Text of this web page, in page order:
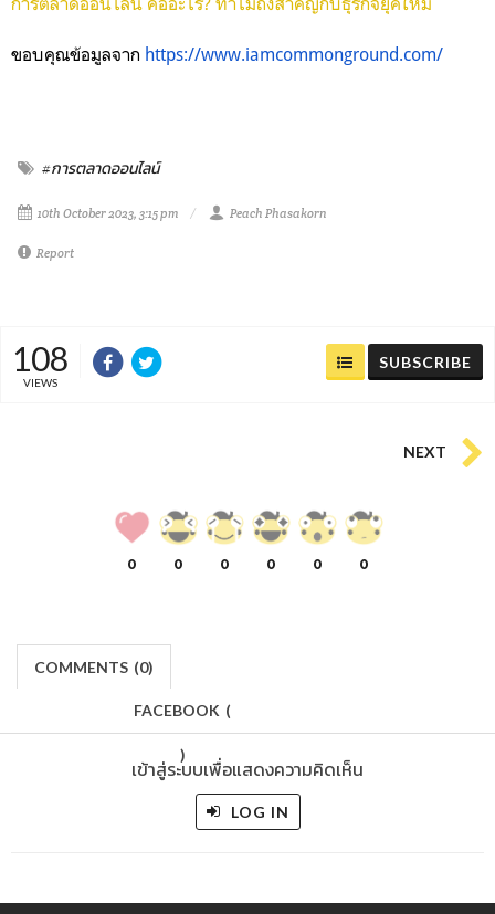
ขอบคุณข้อมูลจาก https://www.iamcommonground.com/
#การตลาดออนไลน์
10th October 2023, 3:15 pm Peach Phasakorn
Report
108
VIEWS
SUBSCRIBE
NEXT
0 0 0 0 0 0
COMMENTS (0)
FACEBOOK (
)
เข้าสู่ระบบเพื่อแสดงความคิดเห็น
LOG IN